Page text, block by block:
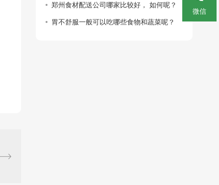
郑州食材配送公司哪家比较好， 如何呢？
胃不舒服一般可以吃哪些食物和蔬菜呢？
微信